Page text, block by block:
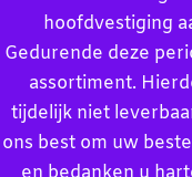
hoofdvestiging
Gedurende deze
assortiment.
tijdelijk niet
ons best om uw
Over ons
Privacybeleid